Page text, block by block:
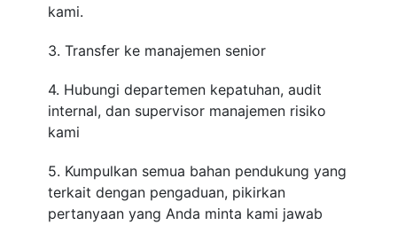
kami.
3. Transfer ke manajemen senior
4. Hubungi departemen kepatuhan, audit
internal, dan supervisor manajemen risiko
kami
5. Kumpulkan semua bahan pendukung yang
terkait dengan pengaduan, pikirkan
pertanyaan yang Anda minta kami jawab